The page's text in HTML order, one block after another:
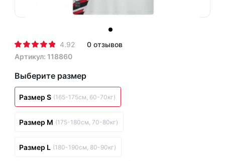
4.92
0 отзывов
Артикул: 118860
Выберите размер
Размер S (165-175см, 60-70кг)
Размер M (175-180см, 70-80кг)
Размер L (180-190см, 80-90кг)